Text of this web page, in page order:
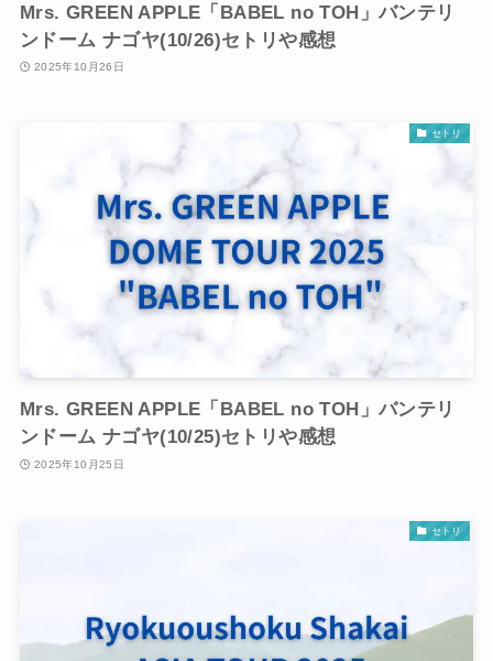
Mrs. GREEN APPLE「BABEL no TOH」バンテリ
ンドーム ナゴヤ(10/26)セトリや感想
2025年10月26日
セトリ
Mrs. GREEN APPLE「BABEL no TOH」バンテリ
ンドーム ナゴヤ(10/25)セトリや感想
2025年10月25日
セトリ